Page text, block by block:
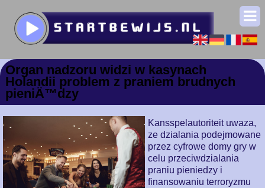
Organ nadzoru widzi w kasynach
Holandii problem z praniem brudnych
pieniÄ™dzy
Kansspelautoriteit uwaza,
ze dzialania podejmowane
przez cyfrowe domy gry w
celu przeciwdzialania
praniu pieniedzy i
finansowaniu terroryzmu